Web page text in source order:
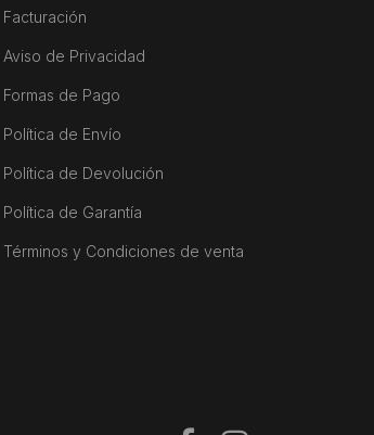
Facturación
Aviso de Privacidad
Formas de Pago
Política de Envío
Política de Devolución
Política de Garantía
Términos y Condiciones de venta